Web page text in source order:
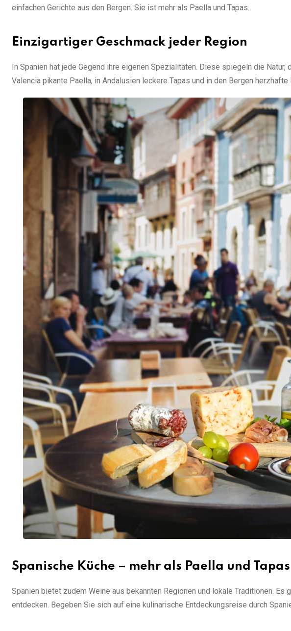
einfachen Gerichte aus den Bergen. Sie ist mehr als Paella und Tapas.
Einzigartiger Geschmack jeder Region
In Spanien hat jede Gegend ihre eigenen Spezialitäten. Diese spiegeln die Natur,
Valencia pikante Paella, in Andalusien leckere Tapas und in den Bergen herzhafte
Spanische Küche – mehr als Paella und Tapas
Spanien bietet zudem Weine aus bekannten Regionen und lokale Traditionen.
entdecken. Begeben Sie sich auf eine kulinarische Entdeckungsreise durch